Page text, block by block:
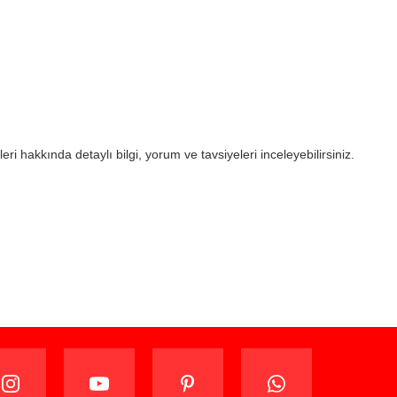
hakkında detaylı bilgi, yorum ve tavsiyeleri inceleyebilirsiniz.
edebilir veya değiştirebilirsiniz.